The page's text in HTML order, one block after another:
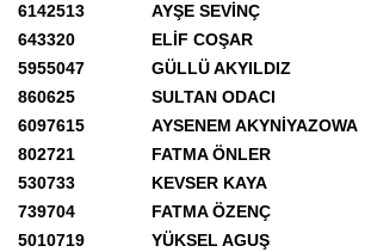
6142513
AYŞE SEVİNÇ
643320
ELİF COŞAR
5955047
GÜLLÜ AKYILDIZ
860625
SULTAN ODACI
6097615
AYSENEM AKYNİYAZOWA
802721
FATMA ÖNLER
530733
KEVSER KAYA
739704
FATMA ÖZENÇ
5010719
YÜKSEL AGUŞ